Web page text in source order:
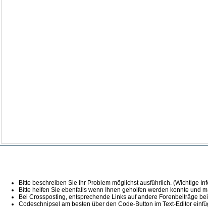
Bitte beschreiben Sie Ihr Problem möglichst ausführlich. (Wichtige
Bitte helfen Sie ebenfalls wenn Ihnen geholfen werden konnte und
Bei Crossposting, entsprechende Links auf andere Forenbeiträge
Codeschnipsel am besten über den Code-Button im Text-Editor